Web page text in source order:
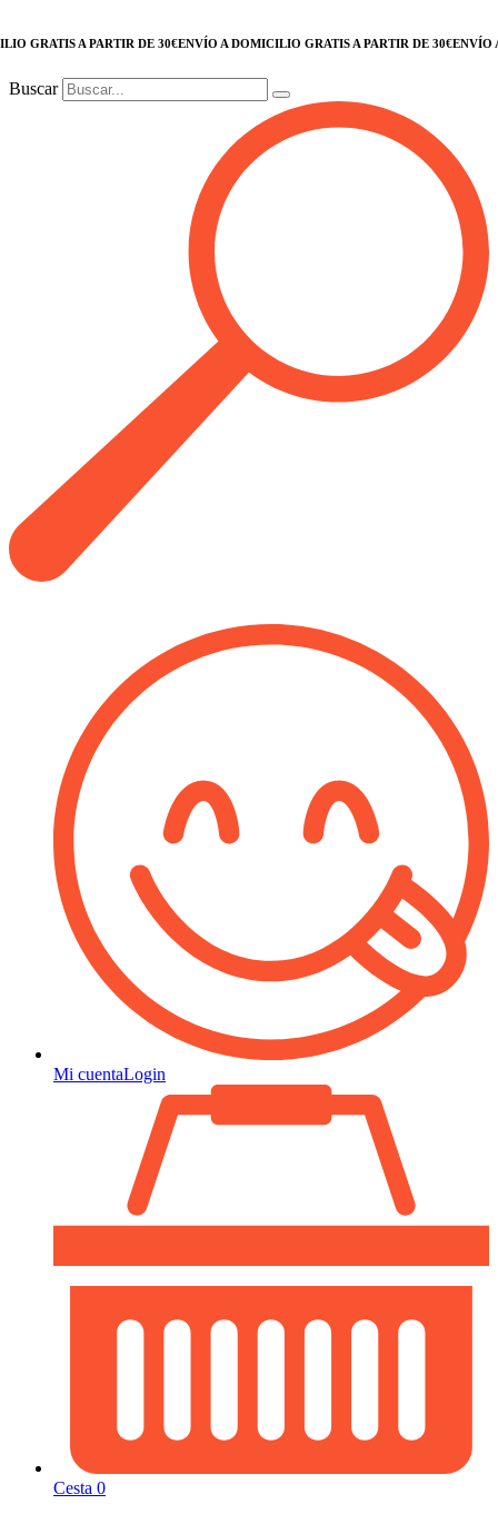
A PARTIR DE 30€ ENVÍO A DOMICILIO GRATIS A PARTIR DE 30€ ENVÍO A
Buscar
Mi cuentaLogin
Cesta 0